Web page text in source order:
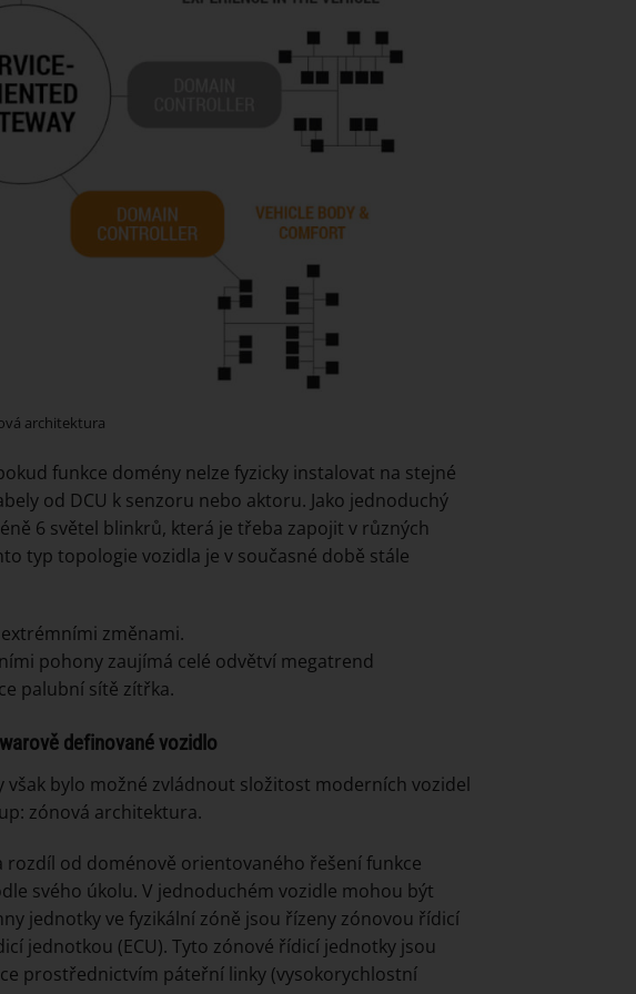
architektura
funkce domény nelze fyzicky instalovat na stejné
od DCU k senzoru nebo aktoru. Jako jednoduchý
6 světel blinkrů, která je třeba zapojit v různých
typ topologie vozidla je v současné době stále
změnami.
pohony zaujímá celé odvětví megatrend
palubní sítě zítřka.
definované vozidlo
bylo možné zvládnout složitost moderních vozidel
zónová architektura.
od doménově orientovaného řešení funkce
svého úkolu. V jednoduchém vozidle mohou být
jednotky ve fyzikální zóně jsou řízeny zónovou řídicí
jednotkou (ECU). Tyto zónové řídicí jednotky jsou
prostřednictvím páteřní linky (vysokorychlostní